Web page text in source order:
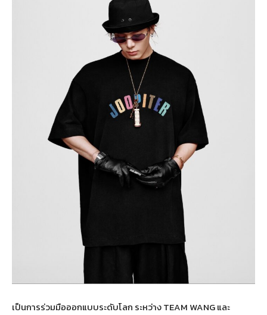
เป็นการร่วมมือออกแบบระดับโลก ระหว่าง TEAM WANG และ